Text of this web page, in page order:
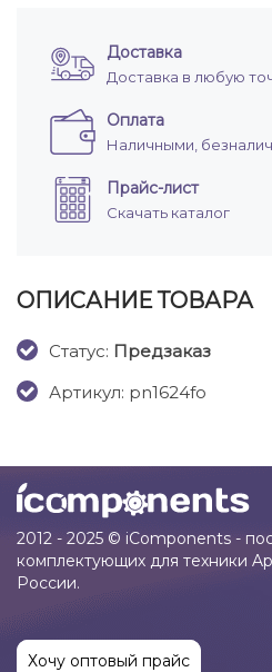
Доставка
Доставка в любую
Оплата
Наличными,
Прайс-лист
Скачать каталог
ОПИСАНИЕ ТОВАРА
Cтатус: Предзаказ
Артикул: pn1624fo
2012 - 2025 © iComponents -
комплектующих для техники
России.
Хочу оптовый прайс